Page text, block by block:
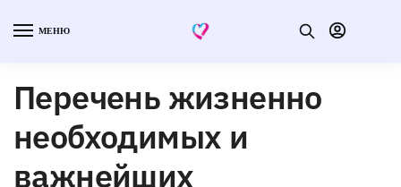
МЕНЮ
Перечень жизненно
необходимых и
важнейших